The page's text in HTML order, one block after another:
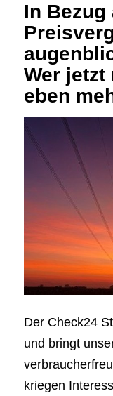
In
Wer
eben
Der Check24
und bringt
kriegen